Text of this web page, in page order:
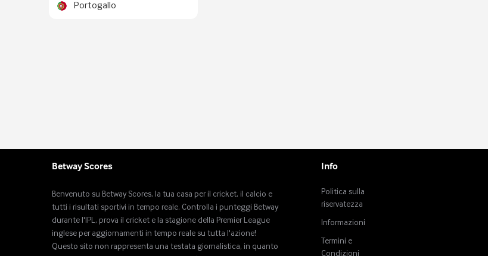
Portogallo
Betway Scores
Benvenuto su Betway Scores, la tua casa per il cricket, il calcio e
tutti i risultati sportivi in ​​tempo reale. Controlla i punteggi Betway
durante l'IPL, prova il cricket e la stagione della Premier League
inglese per aggiornamenti in tempo reale su tutta l'azione!
Questo sito non rappresenta una testata giornalistica, in quanto
Info
Politica sulla
riservatezza
Informazioni
Termini e
Condizioni